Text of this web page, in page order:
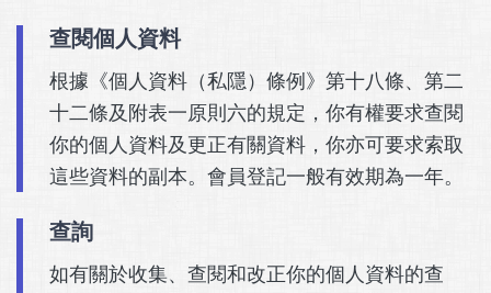
查閱個人資料
根據《個人資料（私隱）條例》第十八條、第二
十二條及附表一原則六的規定，你有權要求查閱
你的個人資料及更正有關資料，你亦可要求索取
這些資料的副本。會員登記一般有效期為一年。
查詢
如有關於收集、查閱和改正你的個人資料的查